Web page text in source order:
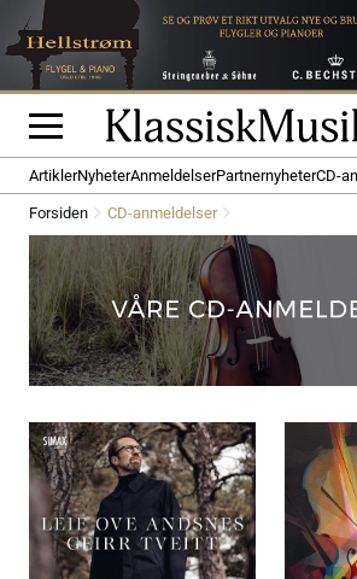
ArtiklerNyheterAnmeldelserPartnernyheterCD-
Forsiden CD-anmeldelser